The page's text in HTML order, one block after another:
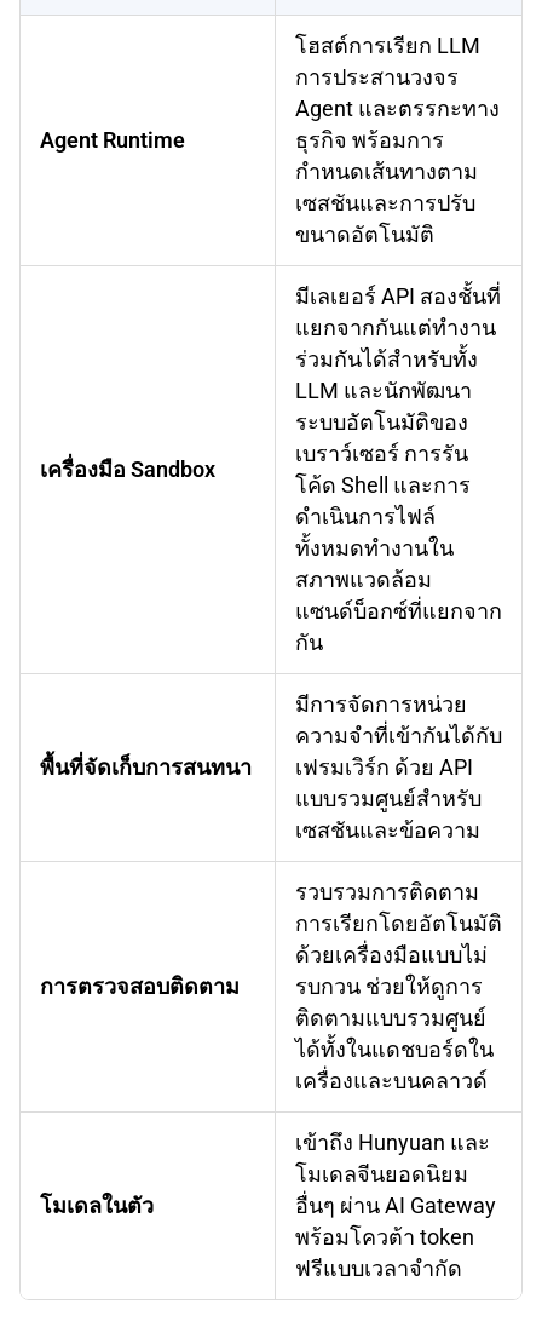
Agent Runtime
โฮสต์การเรียก LLM
การประสานวงจร
Agent และตรรกะทาง
ธุรกิจ พร้อมการ
กำหนดเส้นทางตาม
เซสชันและการปรับ
ขนาดอัตโนมัติ
เครื่องมือ Sandbox
มีเลเยอร์ API สองชั้นที่
แยกจากกันแต่ทำงาน
ร่วมกันได้สำหรับทั้ง
LLM และนักพัฒนา
ระบบอัตโนมัติของ
เบราว์เซอร์ การรัน
โค้ด Shell และการ
ดำเนินการไฟล์
ทั้งหมดทำงานใน
สภาพแวดล้อม
แซนด์บ็อกซ์ที่แยกจาก
กัน
พื้นที่จัดเก็บการสนทนา
มีการจัดการหน่วย
ความจำที่เข้ากันได้กับ
เฟรมเวิร์ก ด้วย API
แบบรวมศูนย์สำหรับ
เซสชันและข้อความ
การตรวจสอบติดตาม
รวบรวมการติดตาม
การเรียกโดยอัตโนมัติ
ด้วยเครื่องมือแบบไม่
รบกวน ช่วยให้ดูการ
ติดตามแบบรวมศูนย์
ได้ทั้งในแดชบอร์ดใน
เครื่องและบนคลาวด์
โมเดลในตัว
เข้าถึง Hunyuan และ
โมเดลจีนยอดนิยม
อื่นๆ ผ่าน AI Gateway
พร้อมโควต้า token
ฟรีแบบเวลาจำกัด